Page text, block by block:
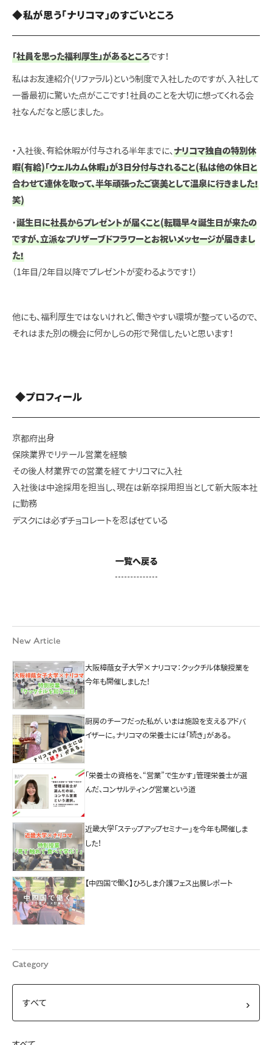
◆私が思う「ナリコマ」のすごいところ
「社員を思った福利厚生」があるところです！
私はお友達紹介(リファラル)という制度で入社したのですが、入社して
一番最初に驚いた点がここです！社員のことを大切に想ってくれる会
社なんだなと感じました。
・入社後、有給休暇が付与される半年までに、 ナリコマ独自の特別休
暇(有給)「ウェルカム休暇」が3日分付与されること(私は他の休日と
合わせて連休を取って、半年頑張ったご褒美として温泉に行きました！
笑)
・誕生日に社長からプレゼントが届くこと(転職早々誕生日が来たの
ですが、立派なプリザーブドフラワーとお祝いメッセージが届きまし
た！
（1年目/2年目以降でプレゼントが変わるようです！）
他にも、福利厚生ではないけれど、働きやすい環境が整っているので、
それはまた別の機会に何かしらの形で発信したいと思います！
◆プロフィール
京都府出身
保険業界でリテール営業を経験
その後人材業界での営業を経てナリコマに入社
入社後は中途採用を担当し、現在は新卒採用担当として新大阪本社
に勤務
デスクには必ずチョコレートを忍ばせている
一覧へ戻る
New Article
大阪樟蔭女子大学×ナリコマ：クックチル体験授業を
今年も開催しました！
厨房のチーフだった私が、いまは施設を支えるアドバ
イザーに。ナリコマの栄養士には「続き」がある。
「栄養士の資格を、“営業”で生かす」管理栄養士が選
んだ、コンサルティング営業という道
近畿大学「ステップアップセミナー」を今年も開催しま
した！
【中四国で働く】ひろしま介護フェス出展レポート
Category